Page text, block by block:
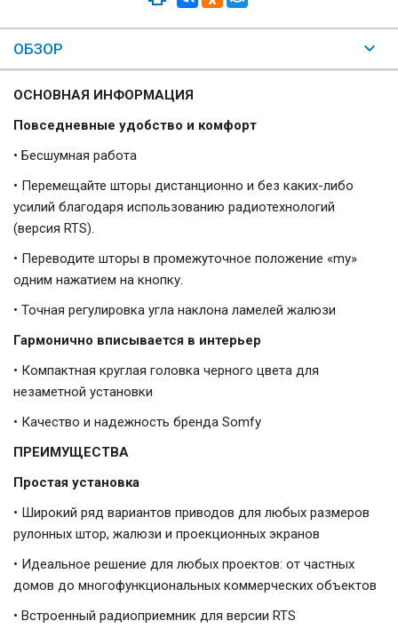
ОБЗОР
ОСНОВНАЯ ИНФОРМАЦИЯ
Повседневные удобство и комфорт
• Бесшумная работа
• Перемещайте шторы дистанционно и без каких-либо
усилий благодаря использованию радиотехнологий
(версия RTS).
• Переводите шторы в промежуточное положение «my»
одним нажатием на кнопку.
• Точная регулировка угла наклона ламелей жалюзи
Гармонично вписывается в интерьер
• Компактная круглая головка черного цвета для
незаметной установки
• Качество и надежность бренда Somfy
ПРЕИМУЩЕСТВА
Простая установка
• Широкий ряд вариантов приводов для любых размеров
рулонных штор, жалюзи и проекционных экранов
• Идеальное решение для любых проектов: от частных
домов до многофункциональных коммерческих объектов
• Встроенный радиоприемник для версии RTS